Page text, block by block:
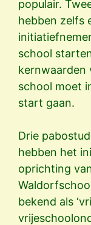
populair.
hebben zelfs
school
kernwaarden
school moet
start gaan.
Drie
hebben het
oprichting
bekend als